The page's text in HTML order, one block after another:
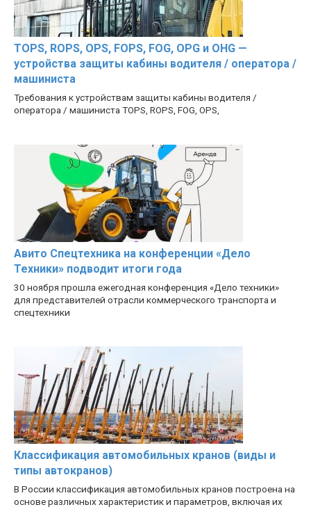
TOPS, ROPS, OPS, FOPS, FOG, OPG и OHG —
устройства защиты кабины водителя / оператора /
машиниста
Требования к устройствам защиты кабины водителя /
оператора / машиниста TOPS, ROPS, FOG, OPS,
Авито Спецтехника на конференции «Дело
Техники» подводит итоги года
30 ноября прошла ежегодная конференция «Дело техники»
для представителей отрасли коммерческого транспорта и
спецтехники
Классификация автомобильных кранов (виды и
типы автокранов)
В России классификация автомобильных кранов построена на
основе различных характеристик и параметров, включая их